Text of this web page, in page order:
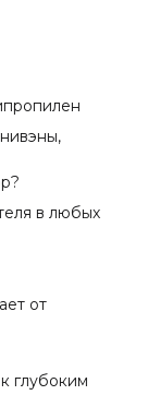
в любых
от
глубоким